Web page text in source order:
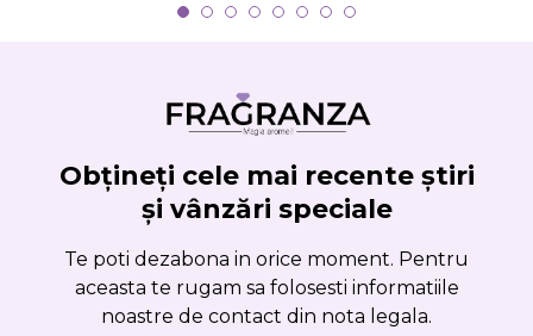
Obțineți cele mai recente știri
și vânzări speciale
Te poti dezabona in orice moment. Pentru
aceasta te rugam sa folosesti informatiile
noastre de contact din nota legala.